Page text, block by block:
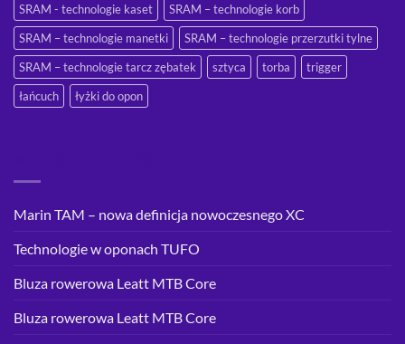
SRAM - technologie kaset
SRAM – technologie korb
SRAM – technologie manetki
SRAM – technologie przerzutki tylne
SRAM – technologie tarcz zębatek
sztyca torba
trigger
łańcuch
łyżki do opon
Marin TAM – nowa definicja nowoczesnego XC
Technologie w oponach TUFO
Bluza rowerowa Leatt MTB Core
Bluza rowerowa Leatt MTB Core